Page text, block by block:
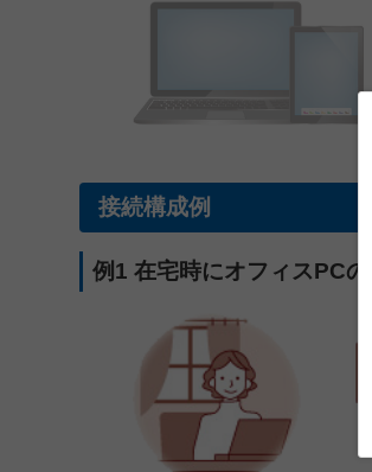
接続構成例
例1 在宅時にオフィスPC